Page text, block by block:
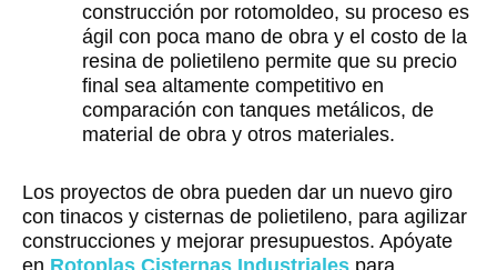
construcción por rotomoldeo, su proceso es
ágil con poca mano de obra y el costo de la
resina de polietileno permite que su precio
final sea altamente competitivo en
comparación con tanques metálicos, de
material de obra y otros materiales.
Los proyectos de obra pueden dar un nuevo giro
con tinacos y cisternas de polietileno, para agilizar
construcciones y mejorar presupuestos. Apóyate
en Rotoplas Cisternas Industriales para